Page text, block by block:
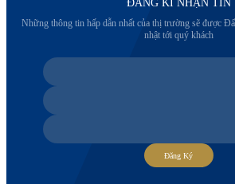
ĐĂNG KÍ NHẬN TIN
Những thông tin hấp dẫn nhất của thị trường sẽ được
nhật tới quý khách
Đăng Ký